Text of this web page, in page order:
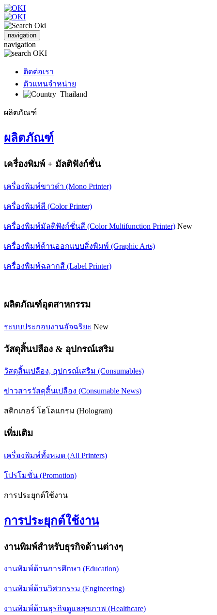
navigation
navigation
ติดต่อเรา
ตัวแทนจำหน่าย
Thailand
ผลิตภัณฑ์
ผลิตภัณฑ์
เครื่องพิมพ์ + มัลติฟังก์ชั่น
เครื่องพิมพ์ขาวดำ (Mono Printer)
เครื่องพิมพ์สี (Color Printer)
เครื่องพิมพ์มัลติฟังก์ชั่นสี (Color Multifunction Printer) New
เครื่องพิมพ์ด้านออกแบบสิ่งพิมพ์ (Graphic Arts)
เครื่องพิมพ์ฉลากสี (Label Printer)
ผลิตภัณฑ์อุตสาหกรรม
ระบบประกอบงานอัจฉริยะ New
วัสดุสิ้นปลือง & อุปกรณ์เสริม
วัสดุสิ้นเปลือง, อุปกรณ์เสริม (Consumables)
ข่าวสารวัสดุสิ้นเปลือง (Consumable News)
สติกเกอร์ โฮโลแกรม (Hologram)
เพิ่มเติม
เครื่องพิมพ์ทั้งหมด (All Printers)
โปรโมชั่น (Promotion)
การประยุกต์ใช้งาน
การประยุกต์ใช้งาน
งานพิมพ์สำหรับธุรกิจด้านต่างๆ
งานพิมพ์ด้านการศึกษา (Education)
งานพิมพ์ด้านวิศวกรรม (Engineering)
งานพิมพ์ด้านธุรกิจดูแลสุขภาพ (Healthcare)